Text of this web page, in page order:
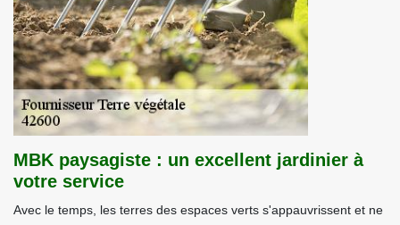
MBK paysagiste : un excellent jardinier à
votre service
Avec le temps, les terres des espaces verts s'appauvrissent et ne